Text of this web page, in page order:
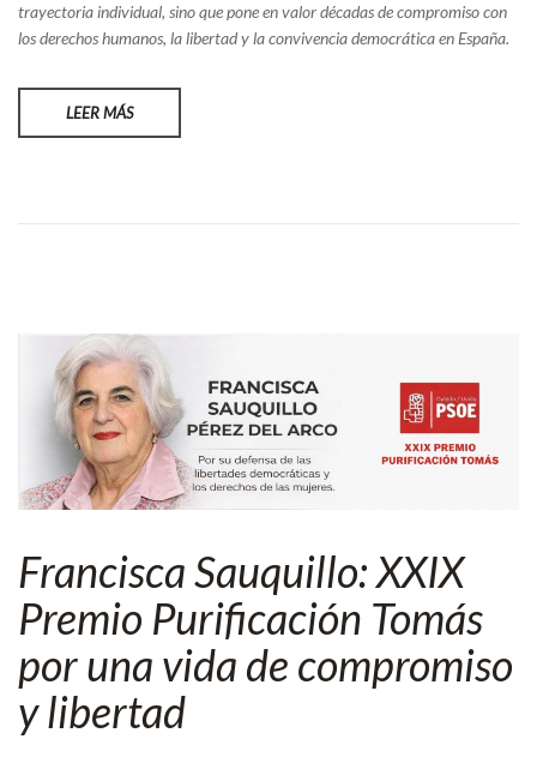
trayectoria individual, sino que pone en valor décadas de compromiso con
los derechos humanos, la libertad y la convivencia democrática en España.
LEER MÁS
Francisca Sauquillo: XXIX
Premio Purificación Tomás
por una vida de compromiso
y libertad